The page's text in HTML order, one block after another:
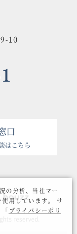
の分析、当社マー
用しています。
サ
プライバシーポリ
10
口
はこちら
reserved.